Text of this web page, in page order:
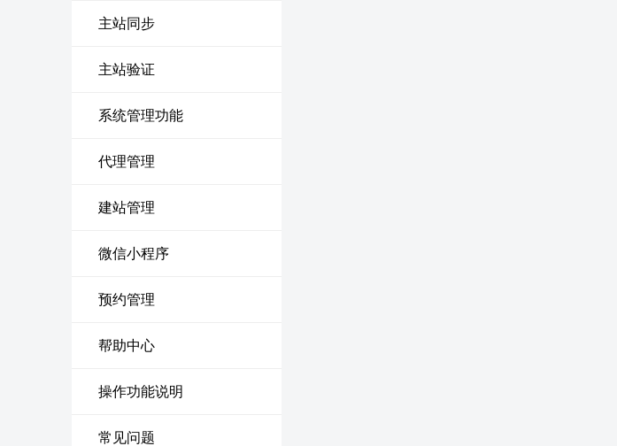
主站同步
主站验证
系统管理功能
代理管理
建站管理
微信小程序
预约管理
帮助中心
操作功能说明
常见问题